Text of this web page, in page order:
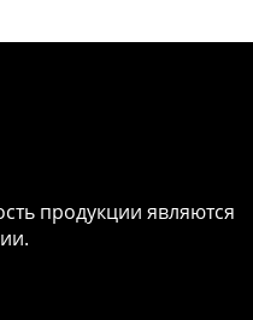
продукции являются